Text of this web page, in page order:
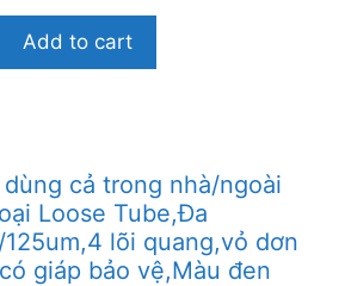
à
5
Add to cart
cả trong nhà/ngoài
Loose Tube,Đa
lõi quang,vỏ dơn
giáp bảo vệ,Màu đen